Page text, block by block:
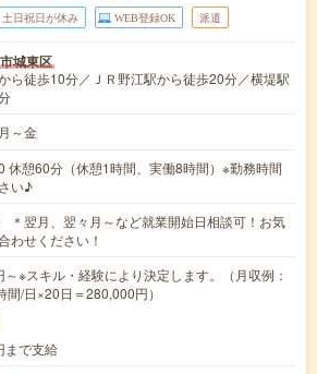
土日祝日が休み WEB登録OK 派遣
城東区
ら徒歩10分／ＪＲ野江駅から徒歩20分／横堤駅
～金
休憩60分（休憩1時間、実働8時間）※勤務時間
い♪
翌月、翌々月～など就業開始日相談可！お気
わせください！
※スキル・経験により決定します。（月収例：
間/日×20日＝280,000円）
まで支給